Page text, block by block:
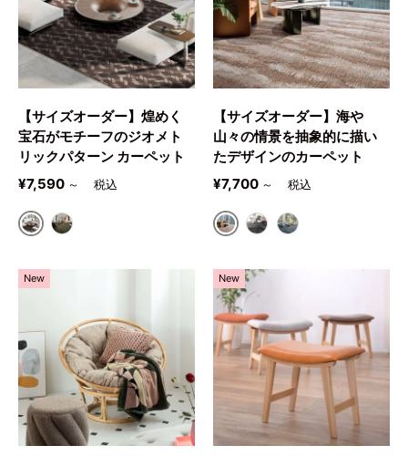
【サイズオーダー】煌めく
宝石がモチーフのジオメト
リックパターン カーペット
定価
¥7,590 ～
1801 1802
【サイズオーダー】海や
山々の情景を抽象的に描い
たデザインのカーペット
定価
¥7,700 ～
500150025003
New New